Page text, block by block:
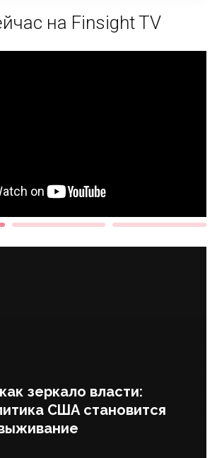
на Finsight TV
зеркало власти:
США становится